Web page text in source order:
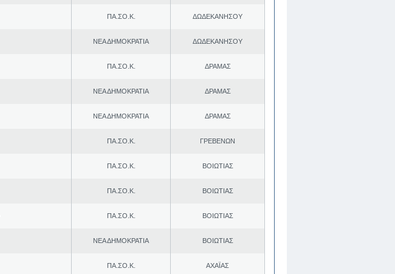
ΠΑ.ΣΟ.Κ. ΔΩΔΕΚΑΝΗΣΟΥ
ΝΕΑ ΔΗΜΟΚΡΑΤΙΑ ΔΩΔΕΚΑΝΗΣΟΥ
ΠΑ.ΣΟ.Κ. ΔΡΑΜΑΣ
ΝΕΑ ΔΗΜΟΚΡΑΤΙΑ ΔΡΑΜΑΣ
ΝΕΑ ΔΗΜΟΚΡΑΤΙΑ ΔΡΑΜΑΣ
ΠΑ.ΣΟ.Κ. ΓΡΕΒΕΝΩΝ
ΠΑ.ΣΟ.Κ. ΒΟΙΩΤΙΑΣ
ΠΑ.ΣΟ.Κ. ΒΟΙΩΤΙΑΣ
ΠΑ.ΣΟ.Κ. ΒΟΙΩΤΙΑΣ
ΝΕΑ ΔΗΜΟΚΡΑΤΙΑ ΒΟΙΩΤΙΑΣ
ΠΑ.ΣΟ.Κ. ΑΧΑΪΑΣ